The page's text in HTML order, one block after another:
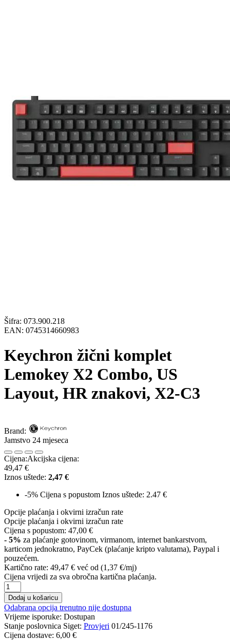
Šifra: 073.900.218
EAN: 0745314660983
Keychron žični komplet
Lemokey X2 Combo, US
Layout, HR znakovi, X2-C3
Brand:
Jamstvo 24 mjeseca
Cijena:Akcijska cijena:
49,47 €
Iznos uštede: 2,47 €
-5% Cijena s popustom Iznos uštede: 2.47 €
Opcije plaćanja i okvirni izračun rate
Opcije plaćanja i okvirni izračun rate
Cijena s popustom: 47,00 €
- 5% za plaćanje gotovinom, virmanom, internet bankarstvom,
karticom jednokratno, PayCek (plaćanje kripto valutama), Paypal i
pouzećem.
Kartično rate: 49,47 € već od (1,37 €/mj)
Cijena vrijedi za sva obročna kartična plaćanja.
Dodaj u košaricu
Odabrana opcija trenutno nije dostupna
Vrijeme isporuke: Dostupan
Stanje poslovnica Siget: Provjeri 01/245-1176
Cijena dostave: 6,00 €